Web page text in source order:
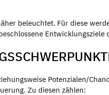
beleuchtet. Für diese
Entwicklungsziele
Potenzialen/
Zu diesen zählen: